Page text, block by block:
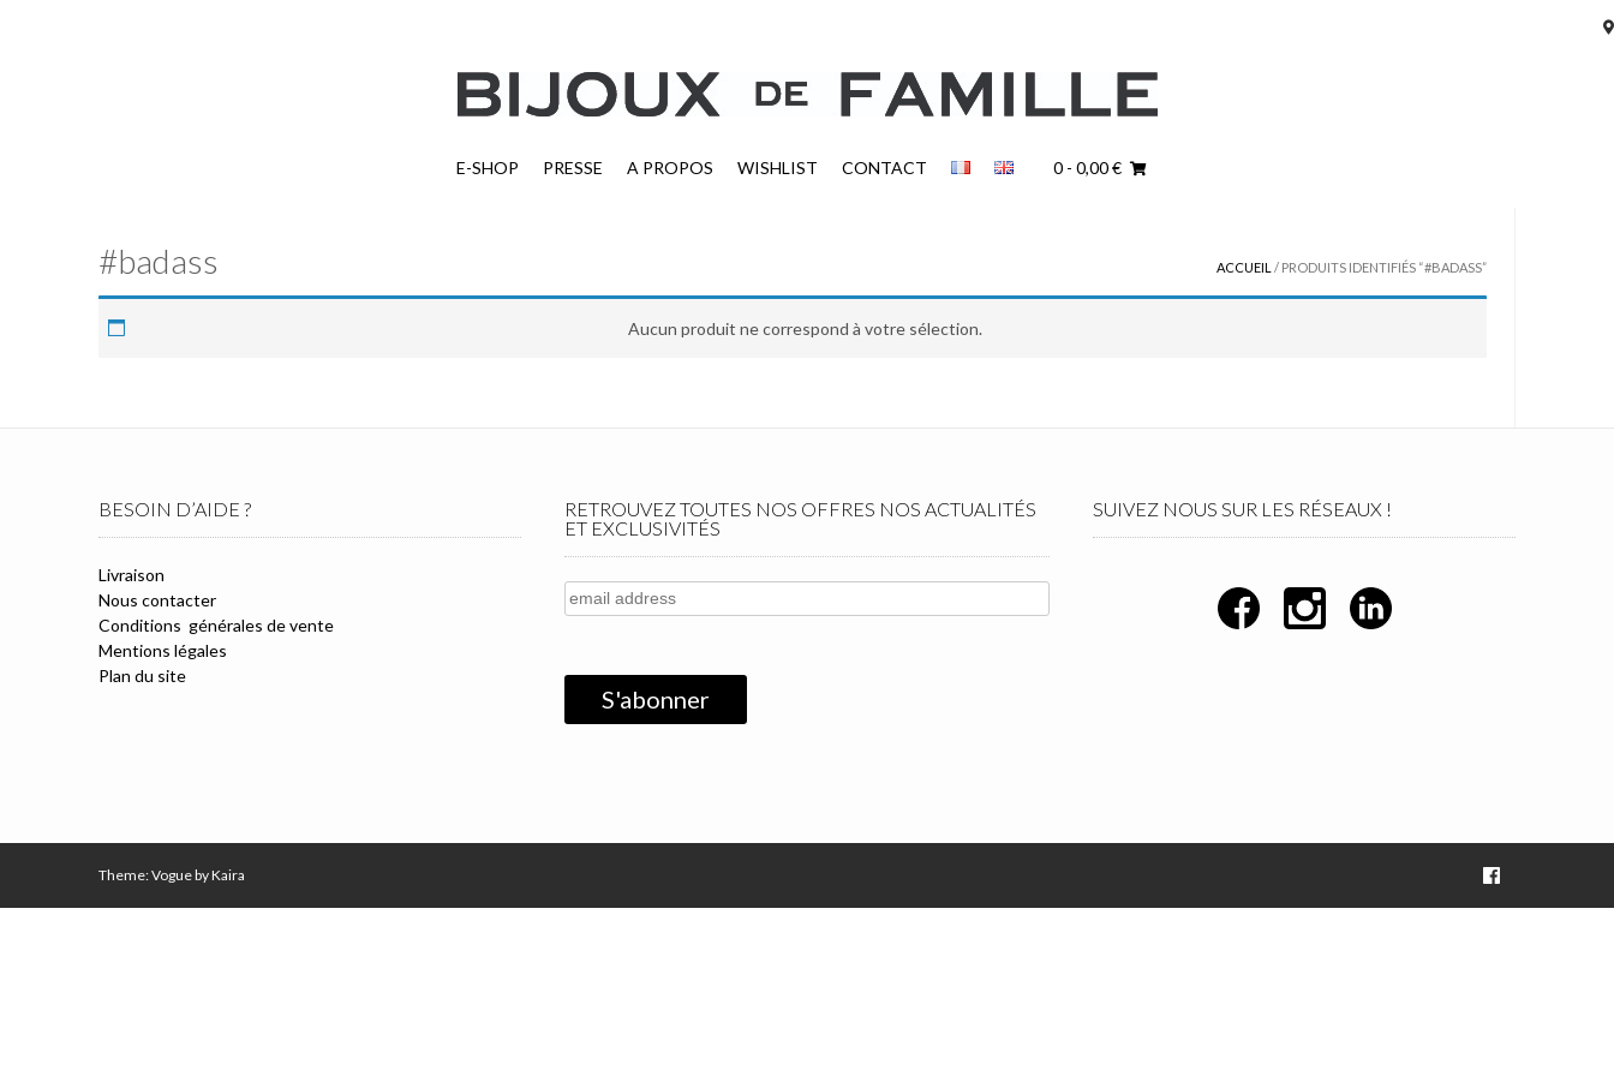
E-SHOP PRESSE A PROPOS WISHLIST CONTACT 0- 0,00 €
ACCUEIL / PRODUITS IDENTIFIÉS “#BADASS”
#badass
Aucun produit ne correspond à votre sélection.
BESOIN D’AIDE ?
Livraison
Nous contacter
Conditions générales de vente
Mentions légales
Plan du site
RETROUVEZ TOUTES NOS OFFRES NOS ACTUALITÉS
ET EXCLUSIVITÉS
SUIVEZ NOUS SUR LES RÉSEAUX !
Theme: Vogue byKaira